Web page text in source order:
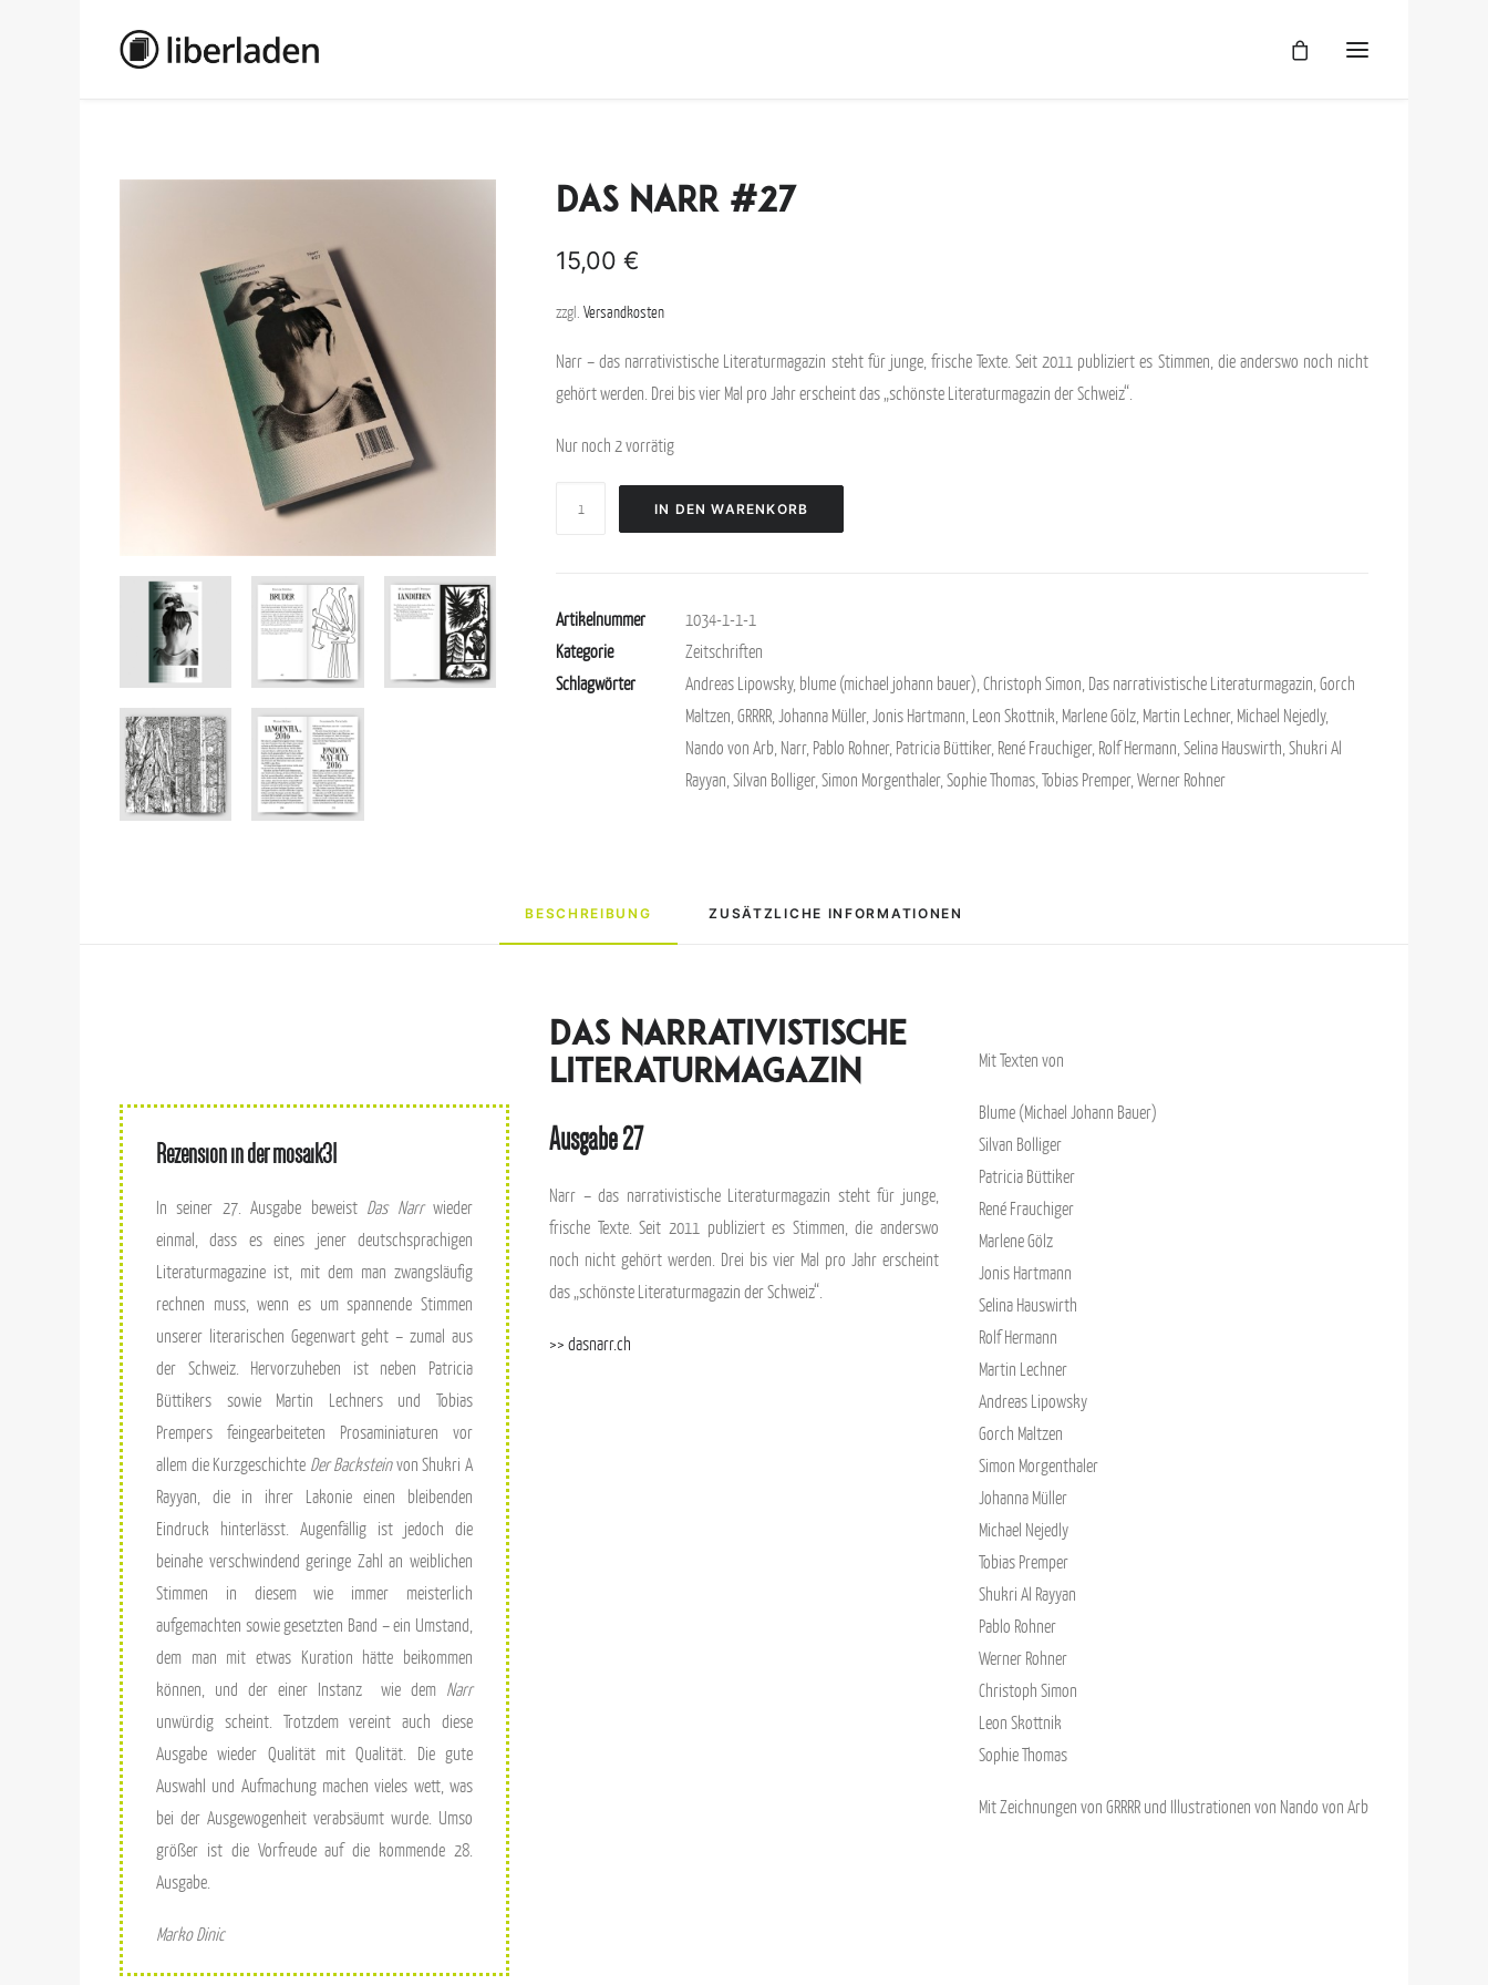
Das Narr #27
15,00 €
zzgl. Versandkosten
Narr – das narrativistische Literaturmagazin steht für junge, frische Texte. Seit 2011 publiziert es Stimmen, die anderswo noch nicht
gehört werden. Drei bis vier Mal pro Jahr erscheint das „schönste Literaturmagazin der Schweiz“.
Nur noch 2 vorrätig
IN DEN WARENKORB
Artikelnummer
1034-1-1-1
Kategorie
Zeitschriften
Schlagwörter
Andreas Lipowsky, blume (michael johann bauer),Christoph Simon, Das narrativistische Literaturmagazin,Gorch
Maltzen,GRRRR,Johanna Müller,Jonis Hartmann, Leon Skottnik, Marlene Gölz, Martin Lechner, Michael Nejedly,
Nando von Arb, Narr, Pablo Rohner, Patricia Büttiker, René Frauchiger, Rolf Hermann,Selina Hauswirth,Shukri Al
Rayyan,Silvan Bolliger,Simon Morgenthaler,Sophie Thomas,Tobias Premper,Werner Rohner
BESCHREIBUNG ZUSÄTZLICHE INFORMATIONEN
Rezension in dermosaik31
In seiner 27. Ausgabe beweist Das Narrwieder
einmal, dass es eines jener deutschsprachigen
Literaturmagazine ist, mit dem man zwangsläufig
rechnen muss, wenn es um spannende Stimmen
unserer literarischen Gegenwart geht – zumal aus
der Schweiz. Hervorzuheben ist neben Patricia
Büttikers sowie Martin Lechners und Tobias
Prempers feingearbeiteten Prosaminiaturen vor
allem die Kurzgeschichte Der Backsteinvon Shukri A
Rayyan, die in ihrer Lakonie einen bleibenden
Eindruck hinterlässt. Augenfällig ist jedoch die
beinahe verschwindend geringe Zahl an weiblichen
Stimmen in diesem wie immer meisterlich
aufgemachten sowie gesetzten Band – ein Umstand,
dem man mit etwas Kuration hätte beikommen
können, und der einer Instanz wie dem Narr
unwürdig scheint. Trotzdem vereint auch diese
Ausgabe wieder Qualität mit Qualität. Die gute
Auswahl und Aufmachung machen vieles wett, was
bei der Ausgewogenheit verabsäumt wurde. Umso
größer ist die Vorfreude auf die kommende 28.
Ausgabe.
Marko Dinic
Das narrativistische
Literaturmagazin
Ausgabe 27
Narr – das narrativistische Literaturmagazin steht für junge,
frische Texte. Seit 2011 publiziert es Stimmen, die anderswo
noch nicht gehört werden. Drei bis vier Mal pro Jahr erscheint
das „schönste Literaturmagazin der Schweiz“.
>> dasnarr.ch
Mit Texten von
Blume (Michael Johann Bauer)
Silvan Bolliger
Patricia Büttiker
René Frauchiger
Marlene Gölz
Jonis Hartmann
Selina Hauswirth
Rolf Hermann
Martin Lechner
Andreas Lipowsky
Gorch Maltzen
Simon Morgenthaler
Johanna Müller
Michael Nejedly
Tobias Premper
Shukri Al Rayyan
Pablo Rohner
Werner Rohner
Christoph Simon
Leon Skottnik
Sophie Thomas
Mit Zeichnungen von GRRRR und Illustrationen von Nando von Arb